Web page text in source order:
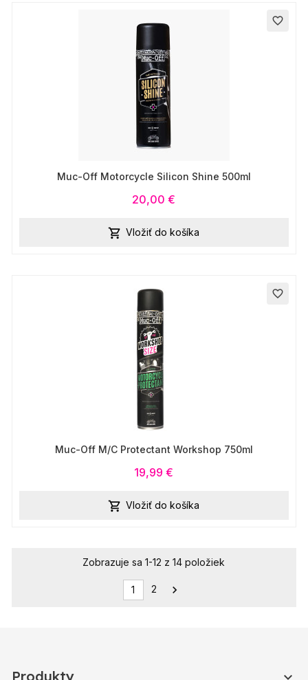
favorite_border
Muc-Off Motorcycle Silicon Shine 500ml
20,00 €
 Vložiť do košíka
favorite_border
Muc-Off M/C Protectant Workshop 750ml
19,99 €
 Vložiť do košíka
Zobrazuje sa 1-12 z 14 položiek
1 2 
Produkty